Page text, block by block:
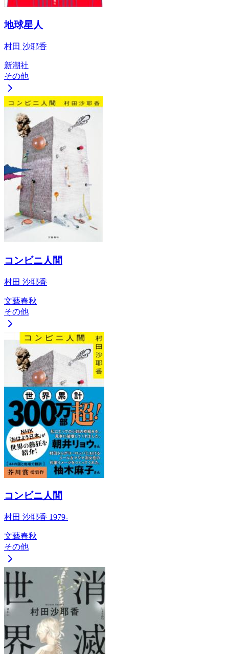
地球星人
村田 沙耶香
新潮社
その他
コンビニ人間
村田 沙耶香
文藝春秋
その他
コンビニ人間
村田 沙耶香 1979-
文藝春秋
その他